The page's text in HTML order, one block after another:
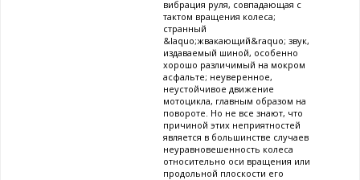
вибрация руля, совпадающая с
тактом вращения колеса;
странный
&laquo;жвакающий&raquo; звук,
издаваемый шиной, особенно
хорошо различимый на мокром
асфальте; неуверенное,
неустойчивое движение
мотоцикла, главным образом на
повороте. Но не все знают, что
причиной этих неприятностей
является в большинстве случаев
неуравновешенность колеса
относительно оси вращения или
продольной плоскости его